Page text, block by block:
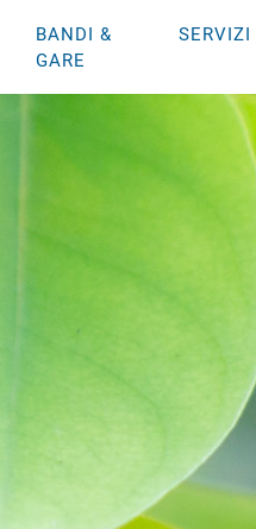
BANDI &
GARE
SERVIZI